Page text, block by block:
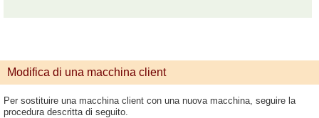
Modifica di una macchina client
Per sostituire una macchina client con una nuova macchina, seguire la
procedura descritta di seguito.